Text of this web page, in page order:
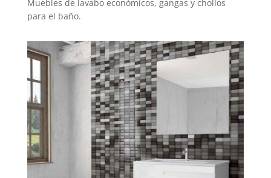
Muebles de lavabo económicos, gangas y chollos
para el baño.